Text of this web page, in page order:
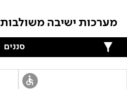
מערכות ישיבה משולבות
סננים